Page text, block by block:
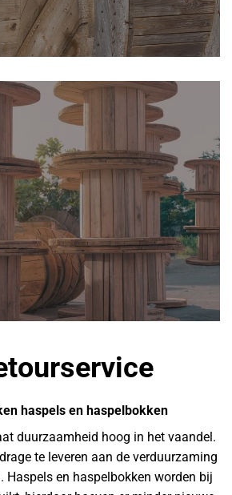
haspels en haspelbokken
duurzaamheid hoog in het vaandel.
te leveren aan de verduurzaming
Haspels en haspelbokken worden bij